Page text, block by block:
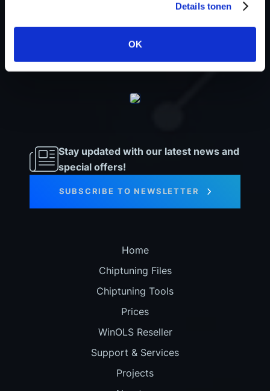
Details tonen
OK
+31 35 820 0967
info@dyno-For tool support,
Stay updated with our latest news and
special offers!
SUBSCRIBE TO NEWSLETTER
Home
Chiptuning Files
Chiptuning Tools
Prices
WinOLS Reseller
Support & Services
Projects